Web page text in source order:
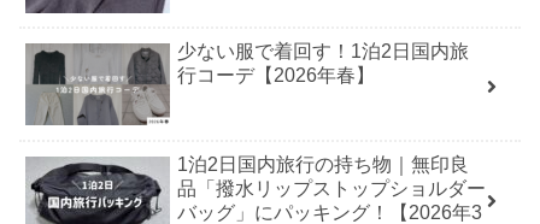
少ない服で着回す！1泊2日国内旅
行コーデ【2026年春】
1泊2日国内旅行の持ち物｜無印良
品「撥水リップストップショルダー
バッグ」にパッキング！【2026年3